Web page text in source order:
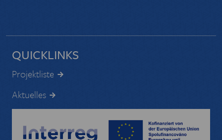
QUICKLINKS
Projektliste
Aktuelles